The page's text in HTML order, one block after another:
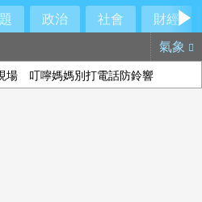
政治 社會
財經
氣象
場 叮嚀媽媽別打電話防鈴響